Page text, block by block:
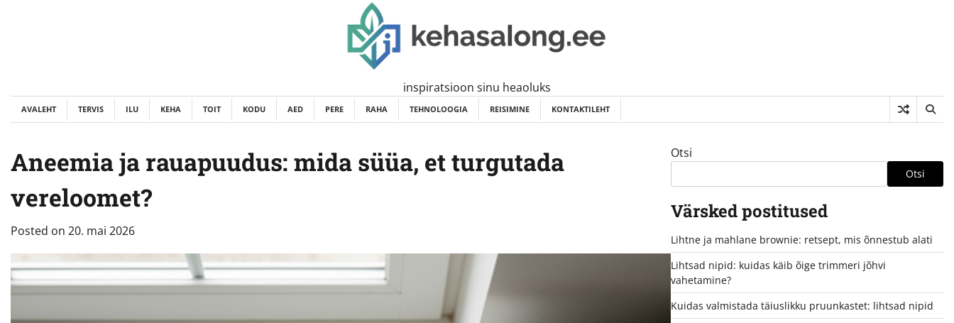
inspiratsioon sinu heaoluks
AVALEHT TERVIS ILU KEHA TOIT KODU AED PERE RAHA TEHNOLOOGIA REISIMINE KONTAKTILEHT
Aneemia ja rauapuudus: mida süüa, et turgutada
vereloomet?
Posted on 20. mai 2026
Otsi
Otsi
Värsked postitused
Lihtne ja mahlane brownie: retsept, mis õnnestub alati
Lihtsad nipid: kuidas käib õige trimmeri jõhvi
vahetamine?
Kuidas valmistada täiuslikku pruunkastet: lihtsad nipid